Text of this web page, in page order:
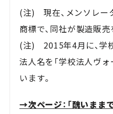
(注) 現在、メンソレー
商標で、同社が製造販売
(注) 2015年4月に、学
法人名を「学校法人ヴ
います。
→次ページ：「醜いまま